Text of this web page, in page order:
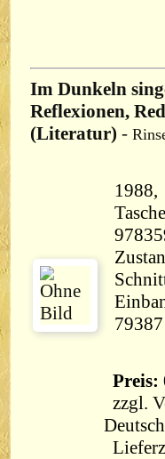
Im Dunkeln
Reflexionen,
(Literatur) -
1988,
79387
Preis:
zzgl.